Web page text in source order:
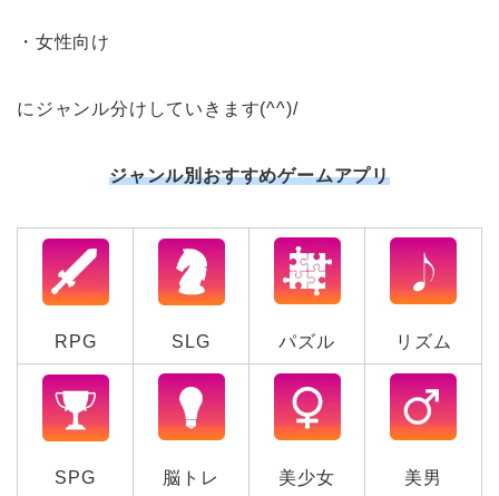
・女性向け
にジャンル分けしていきます(^^)/
ジャンル別おすすめゲームアプリ
RPG SLG パズル リズム
SPG 脳トレ 美少女 美男